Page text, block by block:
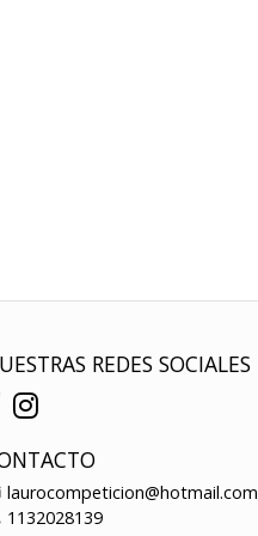
REDES SOCIALES
laurocompeticion@hotmail.com
1132028139